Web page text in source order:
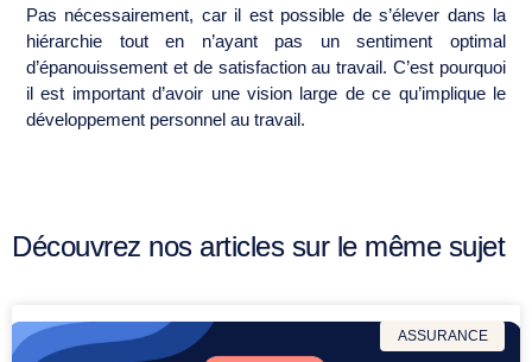
Pas nécessairement, car il est possible de s’élever dans la
hiérarchie tout en n’ayant pas un sentiment optimal
d’épanouissement et de satisfaction au travail. C’est pourquoi
il est important d’avoir une vision large de ce qu’implique le
développement personnel au travail.
Découvrez nos articles sur le même sujet
ASSURANCE